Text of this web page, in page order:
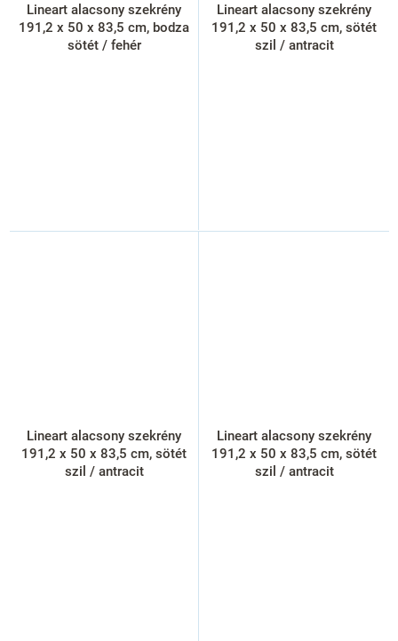
Lineart alacsony szekrény
191,2 x 50 x 83,5 cm, bodza
sötét / fehér
Lineart alacsony szekrény
191,2 x 50 x 83,5 cm, sötét
szil / antracit
Lineart alacsony szekrény
191,2 x 50 x 83,5 cm, sötét
szil / antracit
Lineart alacsony szekrény
191,2 x 50 x 83,5 cm, sötét
szil / antracit